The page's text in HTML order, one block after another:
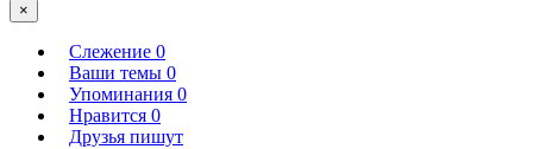
×
Слежение 0
Ваши темы 0
Упоминания 0
Нравится 0
Друзья пишут